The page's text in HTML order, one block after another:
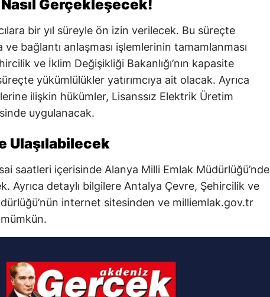
Nasıl Gerçekleşecek!
bir yıl süreyle ön izin verilecek. Bu süreçte
bağlantı anlaşması işlemlerinin tamamlanması
ve İklim Değişikliği Bakanlığı’nın kapasite
yükümlülükler yatırımcıya ait olacak. Ayrıca
ilişkin hükümler, Lisanssız Elektrik Üretim
uygulanacak.
Ulaşılabilecek
saatleri içerisinde Alanya Milli Emlak Müdürlüğü’nde
Ayrıca detaylı bilgilere Antalya Çevre, Şehircilik ve
internet sitesinden ve milliemlak.gov.tr